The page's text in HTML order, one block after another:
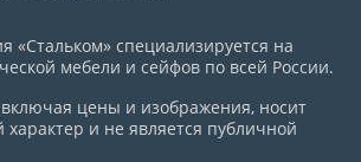
«Стальком» специализируется на
мебели и сейфов по всей России.
цены и изображения, носит
и не является публичной